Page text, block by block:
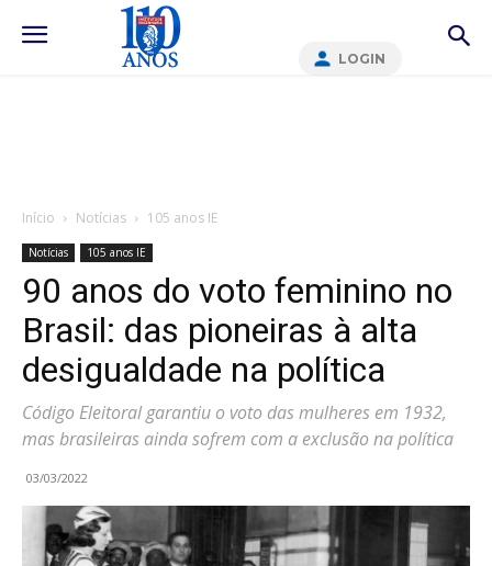
LOGIN
Início Notícias 105 anos IE
Notícias 105 anos IE
90 anos do voto feminino no
Brasil: das pioneiras à alta
desigualdade na política
Código Eleitoral garantiu o voto das mulheres em 1932,
mas brasileiras ainda sofrem com a exclusão na política
03/03/2022